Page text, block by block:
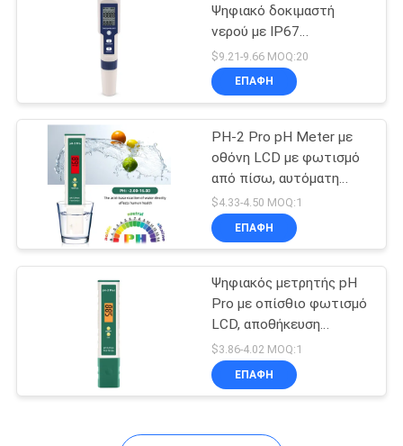
μετρητής νερού
tds
Φορητός μετρητής
υγρασίας
Ψηφιακό δοκιμαστή
νερού με IP67
Αδιάβροχο και αυτόματη
αντιστάθμιση
θερμοκρασίας για
$9.21-9.66 MOQ:20
ΕΠΑΦΉ
PH-2 Pro pH Meter με
οθόνη LCD με φωτισμό
από πίσω, αυτόματη
αντιστάθμιση
θερμοκρασίας και
αποθήκευση δεδομένων
δοκιμές ποιότητας
νερού
$4.33-4.50 MOQ:1
ΕΠΑΦΉ
Ψηφιακός μετρητής pH
Pro με οπίσθιο φωτισμό
LCD, αποθήκευση
δεδομένων με
απενεργοποίηση και
ακρίβεια 0,5 pH για
$3.86-4.02 MOQ:1
ΕΠΑΦΉ